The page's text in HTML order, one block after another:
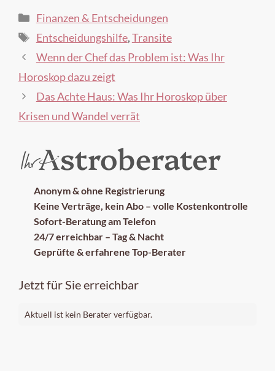
Kategorien
Finanzen & Entscheidungen
Schlagwörter
Entscheidungshilfe,Transite
Wenn der Chef das Problem ist: Was Ihr
Horoskop dazu zeigt
Das Achte Haus: Was Ihr Horoskop über
Krisen und Wandel verrät
Anonym & ohne Registrierung
Keine Verträge, kein Abo – volle Kostenkontrolle
Sofort-Beratung am Telefon
24/7 erreichbar – Tag & Nacht
Geprüfte & erfahrene Top-Berater
Jetzt für Sie erreichbar
Aktuell ist kein Berater verfügbar.